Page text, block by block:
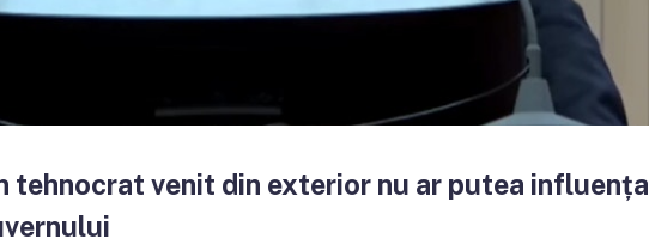
tehnocrat venit din exterior nu ar putea influența